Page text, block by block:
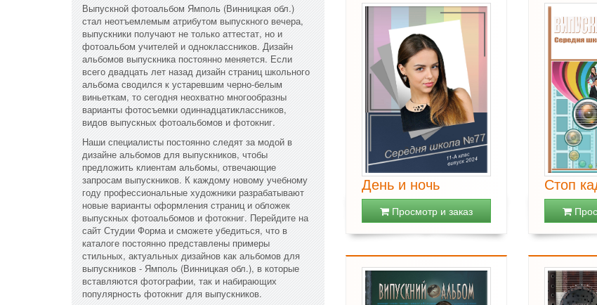
Выпускной фотоальбом Ямполь (Винницкая обл.)
стал неотъемлемым атрибутом выпускного вечера,
выпускники получают не только аттестат, но и
фотоальбом учителей и одноклассников. Дизайн
альбомов выпускника постоянно меняется. Если
всего двадцать лет назад дизайн страниц школьного
альбома сводился к устаревшим черно-белым
виньеткам, то сегодня неохватно многообразны
варианты фотосъемки одиннадцатиклассников,
видов выпускных фотоальбомов и фотокниг.
Наши специалисты постоянно следят за модой в
дизайне альбомов для выпускников, чтобы
предложить клиентам альбомы, отвечающие
запросам выпускников. К каждому новому учебному
году профессиональные художники разрабатывают
новые варианты оформления страниц и обложек
выпускных фотоальбомов и фотокниг. Перейдите на
сайт Студии Форма и сможете убедиться, что в
каталоге постоянно представлены примеры
стильных, актуальных дизайнов как альбомов для
выпускников - Ямполь (Винницкая обл.), в которые
вставляются фотографии, так и набирающих
популярность фотокниг для выпускников.
День и ночь
Просмотр и заказ
Стоп